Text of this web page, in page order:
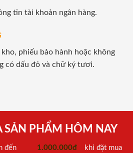
tin tài khoản ngân hàng.
phiếu bảo hành hoặc không
có dấu đỏ và chữ ký tươi.
SẢN PHẨM HÔM NAY
đến 1.000.000đ
khi đặt mua